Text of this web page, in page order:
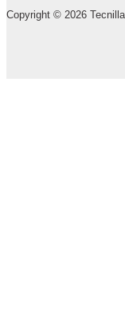
Copyright © 2026